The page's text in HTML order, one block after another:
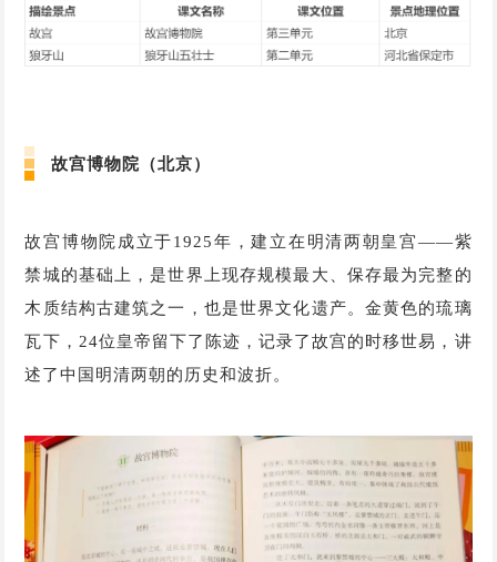
故宫博物院（北京）
故宫博物院成立于1925年，建立在明清两朝皇宫——紫
禁城的基础上，是世界上现存规模最大、保存最为完整的
木质结构古建筑之一，也是世界文化遗产。金黄色的琉璃
瓦下，24位皇帝留下了陈迹，记录了故宫的时移世易，讲
述了中国明清两朝的历史和波折。